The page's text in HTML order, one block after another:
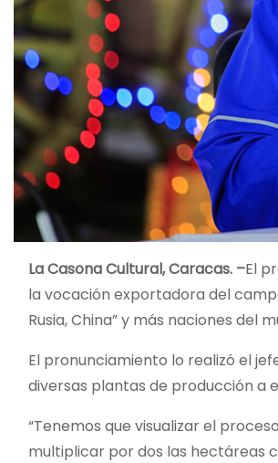
La Casona Cultural, Caracas. –El
la vocación exportadora del
Rusia, China” y más naciones del
El pronunciamiento lo realizó el
diversas plantas de producción a
“Tenemos que visualizar el
multiplicar por dos las hectáreas